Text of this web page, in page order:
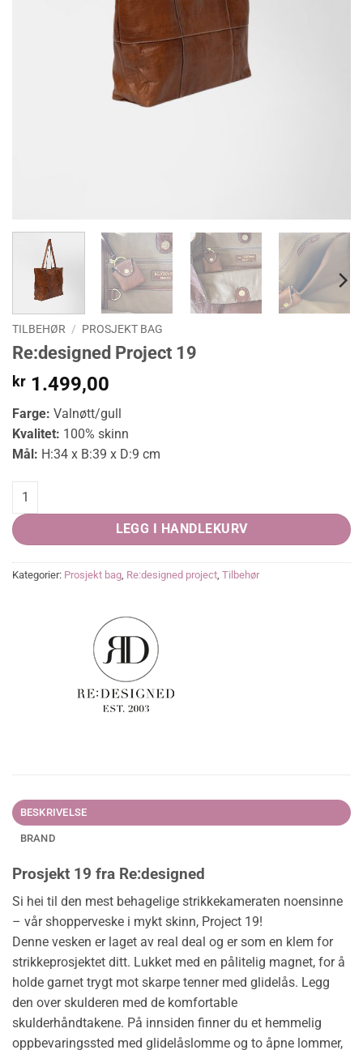
TILBEHØR / PROSJEKT BAG
Re:designed Project 19
kr 1.499,00
Farge: Valnøtt/gull
Kvalitet: 100% skinn
Mål: H:34 x B:39 x D:9 cm
Re:designed Project 19 quantity
LEGG I HANDLEKURV
Kategorier: Prosjekt bag Re:designed project Tilbehør
BESKRIVELSE
BRAND
Prosjekt 19 fra Re:designed
Si hei til den mest behagelige strikkekameraten noensinne
– vår shopperveske i mykt skinn, Project 19!
Denne vesken er laget av real deal og er som en klem for
strikkeprosjektet ditt. Lukket med en pålitelig magnet, for å
holde garnet trygt mot skarpe tenner med glidelås. Legg
den over skulderen med de komfortable
skulderhåndtakene. På innsiden finner du et hemmelig
oppbevaringssted med glidelåslomme og to åpne lommer,